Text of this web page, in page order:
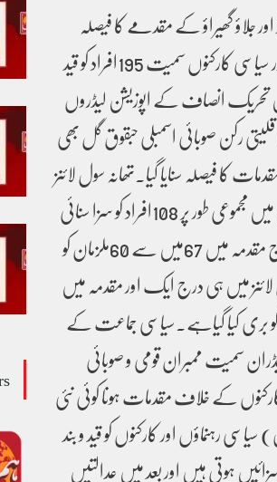
کو توڑ پھوڑ اور جلاؤ گھیراؤ کے مقدمے کا فیصلہ
سناتے ہوئے ایک سیاسی جماعت کے رہنماؤں اور سیاسی کارکنوں سمیت 195افراد کو قید
تحریک انصاف کے اپوزیشن لیڈروں
رکن صوبائی اسمبلی حبقوق گل بھی
ہیں۔عدالت کی جانب سے مجموعی طور پر 3مقدمات کا فیصلہ سنایا گیا۔تھانہ سول لائنز
میں درج حساس ادارے کے دفتر پر حملے کے کیس میں مجموعی طور پر 108افراد کو سزا سنائی
گئی جبکہ 77کو بری کیا گیا۔تھانہ غلام محمد آباد میں درج مقدمہ میں 67میں سے 60ملزمان کو
تھانہ سول لائنز میں ہی درج ایک اور مقدمہ میں
سے 28ملزمان کو سزا سنائی گئی ہے جبکہ 4کو بری کیا گیاہے۔سیاسی جماعت کے
سمیت ممبران قومی و صوبائی
کے خلاف مقدمات ہونا کوئی نئی
رہنماؤں اور کارکنوں کو قید و بند
ہوتی ہیں اور بعد میں عدالتیں